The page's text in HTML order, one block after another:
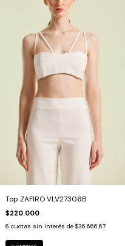
Top ZAFIRO VLV27306B
$220.000
6 cuotas sin interés de $36.666,67